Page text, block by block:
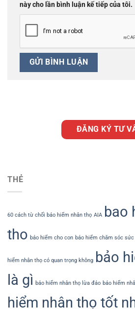
này cho lần bình luận kế tiếp của tôi.
ĐĂNG KÝ TƯ
THẺ
60 cách từ chối bảo hiểm nhân thọ AIA bao
tho bảo hiểm cho con bảo hiểm chăm sóc sức
hiểm nhân thọ có quan trọng không bảo
là gì bảo hiểm nhân thọ lừa đảo bảo hiểm
hiểm nhân thọ tốt